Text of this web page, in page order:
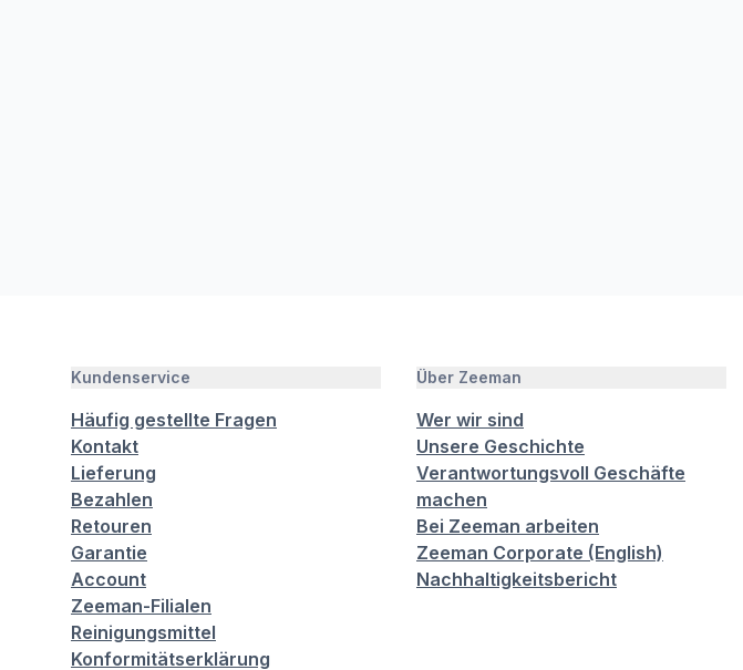
Kundenservice
Häufig gestellte Fragen
Kontakt
Lieferung
Bezahlen
Retouren
Garantie
Account
Zeeman-Filialen
Reinigungsmittel
Konformitätserklärung
Über Zeeman
Wer wir sind
Unsere Geschichte
Verantwortungsvoll Geschäfte
machen
Bei Zeeman arbeiten
Zeeman Corporate (English)
Nachhaltigkeitsbericht